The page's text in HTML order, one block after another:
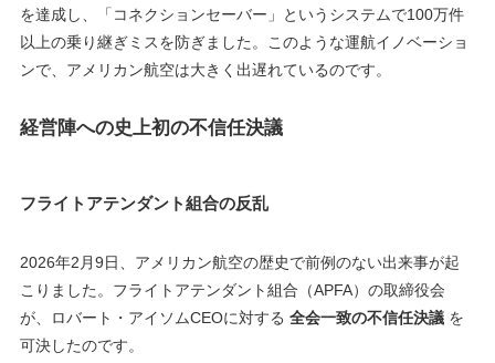
を達成し、「コネクションセーバー」というシステムで100万件
以上の乗り継ぎミスを防ぎました。このような運航イノベーショ
ンで、アメリカン航空は大きく出遅れているのです。
経営陣への史上初の不信任決議
フライトアテンダント組合の反乱
2026年2月9日、アメリカン航空の歴史で前例のない出来事が起
こりました。フライトアテンダント組合（APFA）の取締役会
が、ロバート・アイソムCEOに対する全会一致の不信任決議 を
可決したのです。